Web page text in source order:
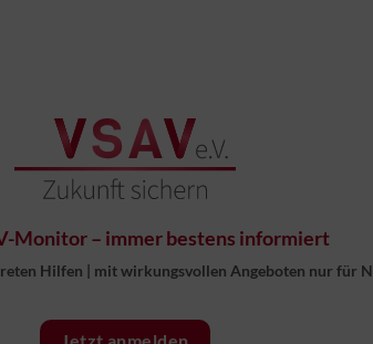
Monitor – immer bestens informiert
Hilfen | mit wirkungsvollen Angeboten nur für